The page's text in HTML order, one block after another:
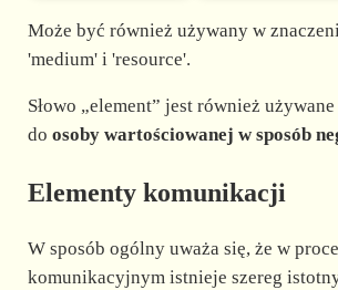
Może być również używany w
'medium' i 'resource'.
Słowo „element” jest również
do osoby wartościowanej w sposób
Elementy komunikacji
W sposób ogólny uważa się, że w
komunikacyjnym istnieje szereg